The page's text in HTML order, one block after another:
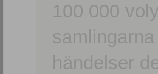
100 000
händelser